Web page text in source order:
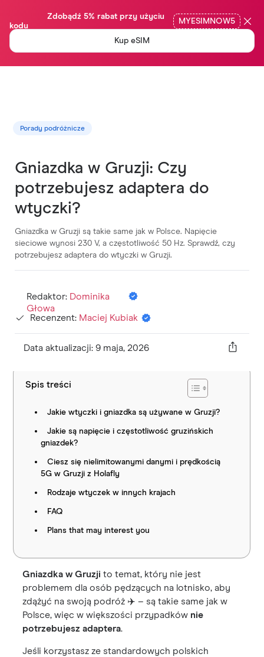
kodu
MYESIMNOW5
Kup eSIM
Porady podróżnicze
Gniazdka w Gruzji: Czy
potrzebujesz adaptera do
wtyczki?
Gniazdka w Gruzji są takie same jak w Polsce. Napięcie
sieciowe wynosi 230 V, a częstotliwość 50 Hz. Sprawdź, czy
potrzebujesz adaptera do wtyczki w Gruzji.
Redaktor: Dominika
Głowa
Recenzent: Maciej Kubiak
Data aktualizacji: 9 maja, 2026
Spis treści
Jakie wtyczki i gniazdka są używane w Gruzji?
Jakie są napięcie i częstotliwość gruzińskich
gniazdek?
Ciesz się nielimitowanymi danymi i prędkością
5G w Gruzji z Holafly
Rodzaje wtyczek w innych krajach
FAQ
Plans that may interest you
Gniazdka w Gruzji to temat, który nie jest
problemem dla osób pędzących na lotnisko, aby
zdążyć na swoją podróż ✈️ – są takie same jak w
Polsce, więc w większości przypadków nie
potrzebujesz adaptera.
Jeśli korzystasz ze standardowych polskich